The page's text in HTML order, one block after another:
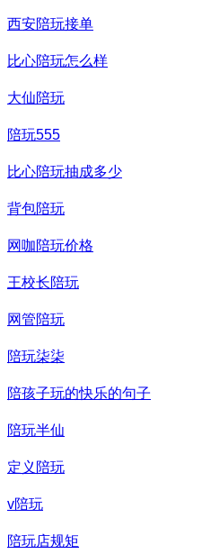
西安陪玩接单
比心陪玩怎么样
大仙陪玩
陪玩555
比心陪玩抽成多少
背包陪玩
网咖陪玩价格
王校长陪玩
网管陪玩
陪玩柒柒
陪孩子玩的快乐的句子
陪玩半仙
定义陪玩
v陪玩
陪玩店规矩